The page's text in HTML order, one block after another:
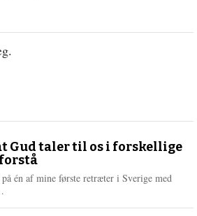
Gud taler til os i forskellige
én af mine første retræter i Sverige med